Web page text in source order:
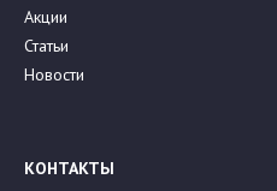
Акции
Статьи
Новости
КОНТАКТЫ